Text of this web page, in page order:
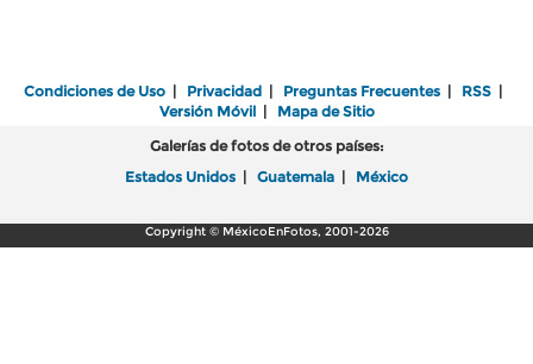
Condiciones de Uso | Privacidad | Preguntas Frecuentes | RSS |
Versión Móvil| Mapa de Sitio
Galerías de fotos de otros países:
Estados Unidos | Guatemala | México
Copyright © MéxicoEnFotos, 2001-2026